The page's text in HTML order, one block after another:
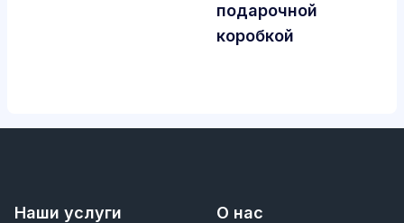
подарочной
коробкой
Наши услуги О нас